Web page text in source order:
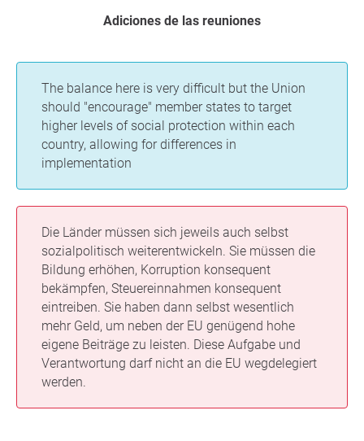
Adiciones de las reuniones
The balance here is very difficult but the Union
should "encourage" member states to target
higher levels of social protection within each
country, allowing for differences in
implementation
Die Länder müssen sich jeweils auch selbst
sozialpolitisch weiterentwickeln. Sie müssen die
Bildung erhöhen, Korruption konsequent
bekämpfen, Steuereinnahmen konsequent
eintreiben. Sie haben dann selbst wesentlich
mehr Geld, um neben der EU genügend hohe
eigene Beiträge zu leisten. Diese Aufgabe und
Verantwortung darf nicht an die EU wegdelegiert
werden.